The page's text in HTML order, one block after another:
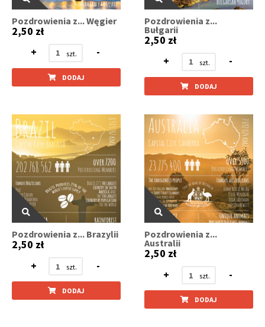
Pozdrowienia z... Węgier
2,50 zł
+
-
DODAJ
Pozdrowienia z...
Bułgarii
2,50 zł
+
-
DODAJ
Pozdrowienia z... Brazylii
2,50 zł
+
-
DODAJ
Pozdrowienia z...
Australii
2,50 zł
+
-
DODAJ